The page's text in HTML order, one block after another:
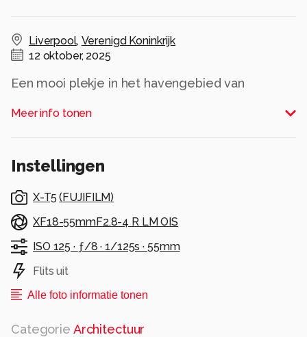
Liverpool, Verenigd Koninkrijk
12 oktober, 2025
Een mooi plekje in het havengebied van
Meer info tonen
Instellingen
X-T5 (FUJIFILM)
XF18-55mmF2.8-4 R LM OIS
ISO 125 · ƒ/8 ·1/125s ·55mm
Flits uit
Alle foto informatie tonen
Categorie Architectuur